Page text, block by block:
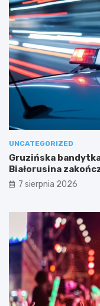
UNCATEGORIZED
Gruzińska
Białorusina
7 sierpnia 2026